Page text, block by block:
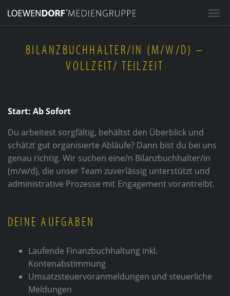
HOME
MEDIA GROUP
AGENCY
LOEWENDORF® ACADEMY
LOEWENDORF® EVENT AGENCY
LOEWENDORF® CHARITY &
SPONSORING
INVESTMENT MANAGEMENT
CONTACT
BILANZBUCHHALTER/IN (M/W/D) –
VOLLZEIT/ TEILZEIT
Start: Ab Sofort
Du arbeitest sorgfältig, behältst den Überblick und
schätzt gut organisierte Abläufe? Dann bist du bei uns
genau richtig. Wir suchen eine/n Bilanzbuchhalter/in
(m/w/d), die unser Team zuverlässig unterstützt und
administrative Prozesse mit Engagement vorantreibt.
DEINE AUFGABEN
Laufende Finanzbuchhaltung inkl.
Kontenabstimmung
Umsatzsteuervoranmeldungen und steuerliche
Meldungen